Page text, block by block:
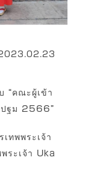
“คณะผู้เข้า
ปฐม 2566”
ทพพระเจ้า
ระเจ้า Uka